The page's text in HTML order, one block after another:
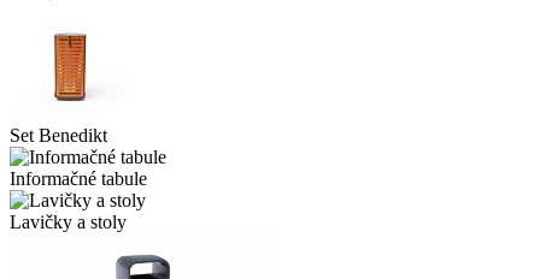
Set Benedikt
Informačné tabule
Lavičky a stoly